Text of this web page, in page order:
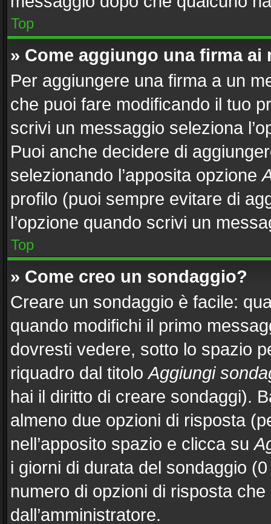
Top
» Come aggiungo una firma ai
Per aggiungere una firma a un
che puoi fare modificando il tuo
scrivi un messaggio seleziona
Puoi anche decidere di
selezionando l’apposita opzione
profilo (puoi sempre evitare di
l’opzione quando scrivi un
Top
» Come creo un sondaggio?
Creare un sondaggio è facile:
quando modifichi il primo
dovresti vedere, sotto lo spazio
riquadro dal titoloAggiungi
hai il diritto di creare sondaggi).
almeno due opzioni di risposta
nell’apposito spazio e clicca su
i giorni di durata del sondaggio
numero di opzioni di risposta
dall’amministratore.